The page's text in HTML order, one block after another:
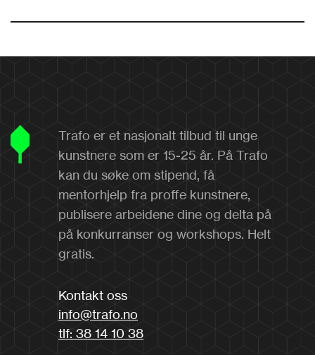
Trafo er et nasjonalt tilbud til unge
kunstnere som er 15-25 år. På Trafo
kan du søke om stipend, få
mentorhjelp fra proffe kunstnere,
publisere arbeidene dine og delta på
på konkurranser og workshops. Helt
gratis.
Kontakt oss
info@trafo.no
tlf: 38 14 10 38